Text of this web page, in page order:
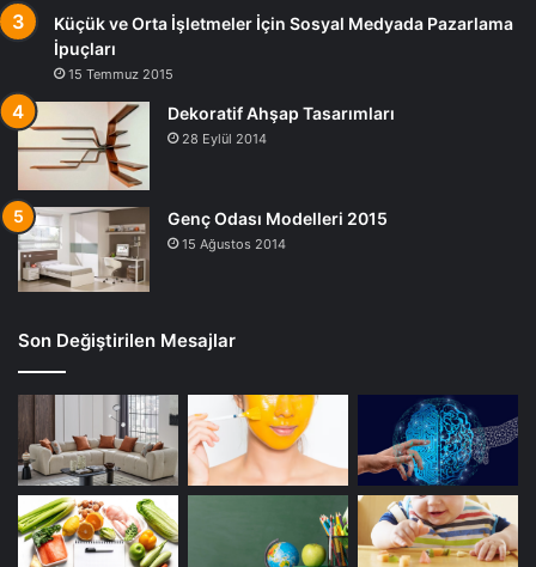
Küçük ve Orta İşletmeler İçin Sosyal Medyada Pazarlama
İpuçları
15 Temmuz 2015
Dekoratif Ahşap Tasarımları
28 Eylül 2014
Genç Odası Modelleri 2015
15 Ağustos 2014
Son Değiştirilen Mesajlar